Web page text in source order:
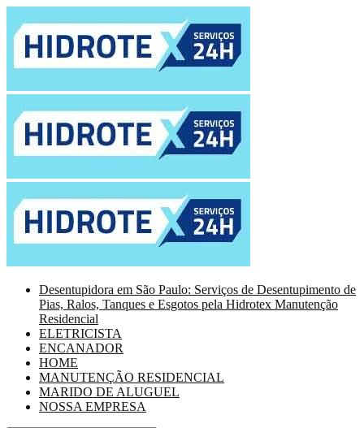
Desentupidora em São Paulo: Serviços de Desentupimento de
Pias, Ralos, Tanques e Esgotos pela Hidrotex Manutenção
Residencial
ELETRICISTA
ENCANADOR
HOME
MANUTENÇÃO RESIDENCIAL
MARIDO DE ALUGUEL
NOSSA EMPRESA